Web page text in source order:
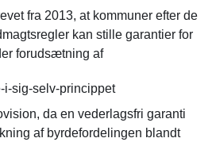
fra 2013, at kommuner efter de
kan stille garantier for
forudsætning af
i-sig-selv-princippet
da en vederlagsfri garanti
af byrdefordelingen blandt